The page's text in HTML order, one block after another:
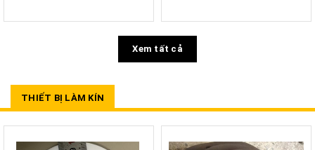
Xem tất cả
THIẾT BỊ LÀM KÍN